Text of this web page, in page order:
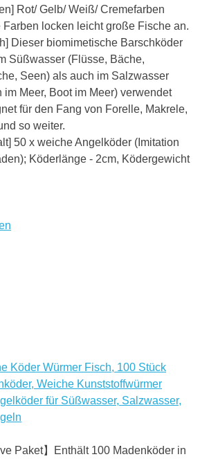
Rot/ Gelb/ Weiß/ Cremefarben
locken leicht große Fische an.
Dieser biomimetische Barschköder
Süßwasser (Flüsse, Bäche,
Seen) als auch im Salzwasser
im Meer, Boot im Meer) verwendet
für den Fang von Forelle, Makrele,
so weiter.
50 x weiche Angelköder (Imitation
Köderlänge - 2cm, Ködergewicht
Köder Würmer Fisch, 100 Stück
Weiche Kunststoffwürmer
für Süßwasser, Salzwasser,
Paket】Enthält 100 Madenköder in